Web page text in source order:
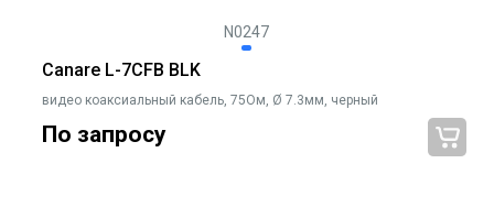
N0247
Canare L-7CFB BLK
видео коаксиальный кабель, 75Ом, Ø 7.3мм, черный
По запросу